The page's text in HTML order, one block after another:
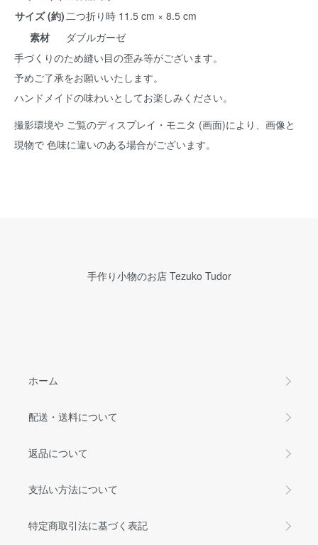
サイズ (約)二つ折り時 11.5 cm × 8.5 cm
素材
ダブルガーゼ
手づくりのため縫い目の歪み等がございます。
予めご了承をお願いいたします。
ハンドメイドの味わいとしてお楽しみください。
撮影環境や ご覧のディスプレイ・モニタ (画面)により、画像と
現物で 色味に違いのある場合がございます。
手作り小物のお店 Tezuko Tudor
ホーム
配送・送料について
返品について
支払い方法について
特定商取引法に基づく表記